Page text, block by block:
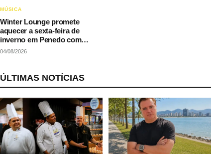
MÚSICA
Winter Lounge promete
aquecer a sexta-feira de
inverno em Penedo com
música e gastronomia
04/08/2026
ÚLTIMAS NOTÍCIAS